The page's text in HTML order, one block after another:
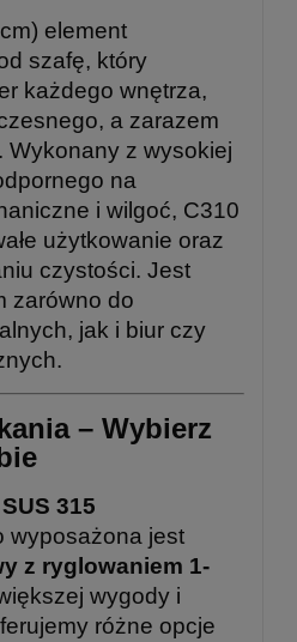
element
szafę, który
każdego wnętrza,
a zarazem
Wykonany z wysokiej
na
i wilgoć, C310
użytkowanie oraz
czystości. Jest
zarówno do
jak i biur czy
– Wybierz
315
wyposażona jest
z ryglowaniem 1-
wygody i
różne opcje